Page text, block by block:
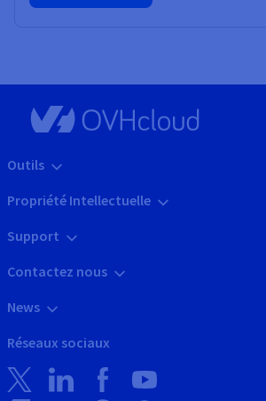
Outils
Propriété Intellectuelle
Support
Contactez nous
News
Réseaux sociaux